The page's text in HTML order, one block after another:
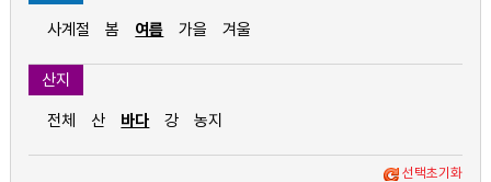
사계절 봄 여름 가을 겨울
산지
전체 산 바다 강 농지
선택초기화